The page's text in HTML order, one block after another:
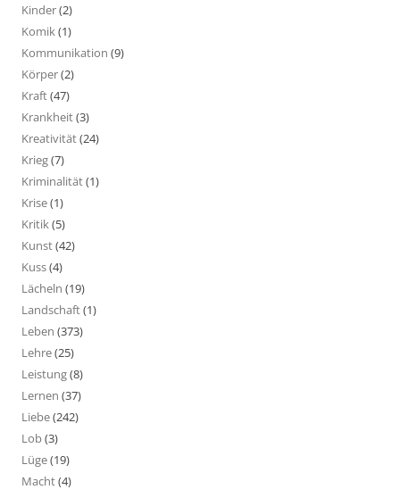
Kinder(2)
Komik(1)
Kommunikation (9)
Körper(2)
Kraft(47)
Krankheit(3)
Kreativität(24)
Krieg(7)
Kriminalität(1)
Krise(1)
Kritik(5)
Kunst(42)
Kuss(4)
Lächeln (19)
Landschaft(1)
Leben (373)
Lehre(25)
Leistung(8)
Lernen (37)
Liebe(242)
Lob(3)
Lüge(19)
Macht(4)